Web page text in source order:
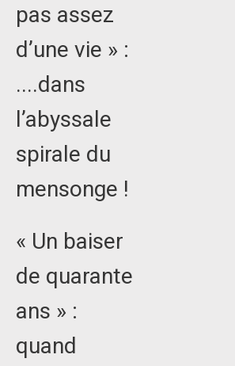
pas assez
d’une vie » :
....dans
l’abyssale
spirale du
mensonge !
« Un baiser
de quarante
ans » :
quand